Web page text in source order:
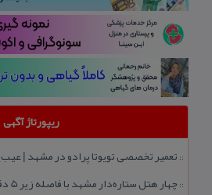
ریپورتاژ آگهی
:: تعمیر تخصصی تویوتا پرادو در مشهد |
::چهار هتل‌ ستاره‌دار مشهد با فاصله زیر 5 دقیقه تا حرم